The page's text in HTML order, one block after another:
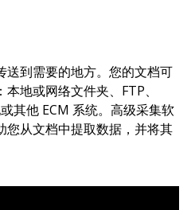
送到需要的地方。您的文档可
地或网络文件夹、FTP、
其他 ECM 系统。高级采集软
您从文档中提取数据，并将其